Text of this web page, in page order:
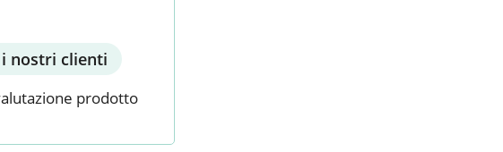
i nostri clienti
prodotto